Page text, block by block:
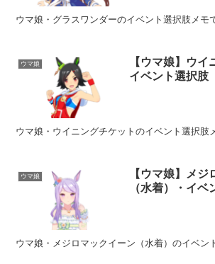
ウマ娘・グラスワンダーのイベント選択肢メモ
ウマ娘
【ウマ娘】ウイ
イベント選択肢
ウマ娘・ウイニングチケットのイベント選択肢
ウマ娘
【ウマ娘】メ
（水着）・イベ
ウマ娘・メジロマックイーン（水着）のイベン